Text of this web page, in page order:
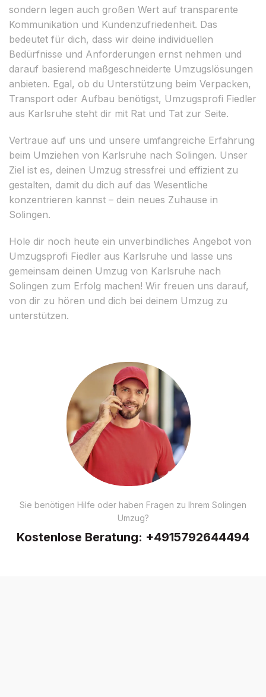
sondern legen auch großen Wert auf transparente
Kommunikation und Kundenzufriedenheit. Das
bedeutet für dich, dass wir deine individuellen
Bedürfnisse und Anforderungen ernst nehmen und
darauf basierend maßgeschneiderte Umzugslösungen
anbieten. Egal, ob du Unterstützung beim Verpacken,
Transport oder Aufbau benötigst, Umzugsprofi Fiedler
aus Karlsruhe steht dir mit Rat und Tat zur Seite.
Vertraue auf uns und unsere umfangreiche Erfahrung
beim Umziehen von Karlsruhe nach Solingen. Unser
Ziel ist es, deinen Umzug stressfrei und effizient zu
gestalten, damit du dich auf das Wesentliche
konzentrieren kannst – dein neues Zuhause in
Solingen.
Hole dir noch heute ein unverbindliches Angebot von
Umzugsprofi Fiedler aus Karlsruhe und lasse uns
gemeinsam deinen Umzug von Karlsruhe nach
Solingen zum Erfolg machen! Wir freuen uns darauf,
von dir zu hören und dich bei deinem Umzug zu
unterstützen.
Sie benötigen Hilfe oder haben Fragen zu Ihrem Solingen
Umzug?
Kostenlose Beratung: +4915792644494